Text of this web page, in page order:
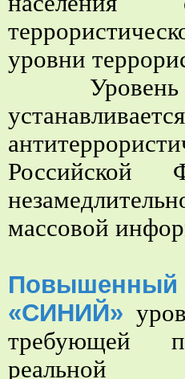
уровни
Уровень
Российской
массовой
Повышенный
«СИНИЙ»
требующей
реальной